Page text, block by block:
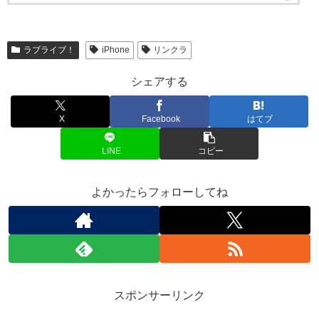
ラブライブ！ iPhone リンクラ
シェアする
X Facebook はてブ
LINE コピー
よかったらフォローしてね
スポンサーリンク